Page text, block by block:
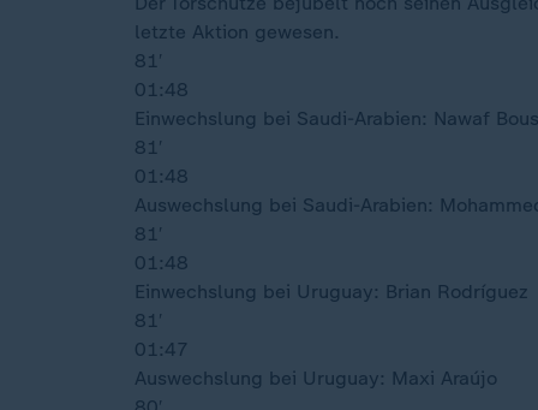
letzte Aktion gewesen.
81′
01:48
Einwechslung bei Saudi-Arabien: Nawaf
81′
01:48
Auswechslung bei Saudi-Arabien:
81′
01:48
Einwechslung bei Uruguay: Brian Rodríguez
81′
01:47
Auswechslung bei Uruguay: Maxi Araújo